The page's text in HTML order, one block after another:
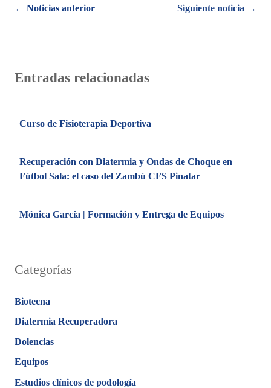
Posts
← Noticias anterior Siguiente noticia →
Entradas relacionadas
Curso de Fisioterapia Deportiva
Recuperación con Diatermia y Ondas de Choque en
Fútbol Sala: el caso del Zambú CFS Pinatar
Mónica García | Formación y Entrega de Equipos
Categorías
Biotecna
Diatermia Recuperadora
Dolencias
Equipos
Estudios clínicos de podología